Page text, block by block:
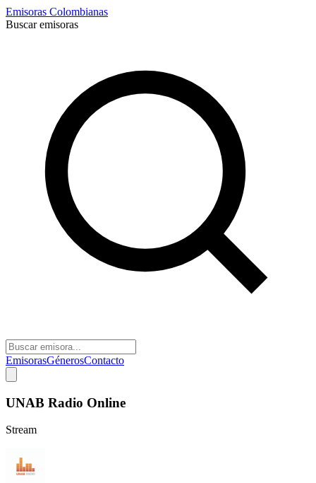
Emisoras Colombianas
Buscar emisoras
EmisorasGénerosContacto
UNAB Radio Online
Stream